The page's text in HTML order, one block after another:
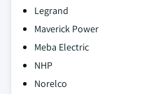
Legrand
Maverick Power
Meba Electric
NHP
Norelco